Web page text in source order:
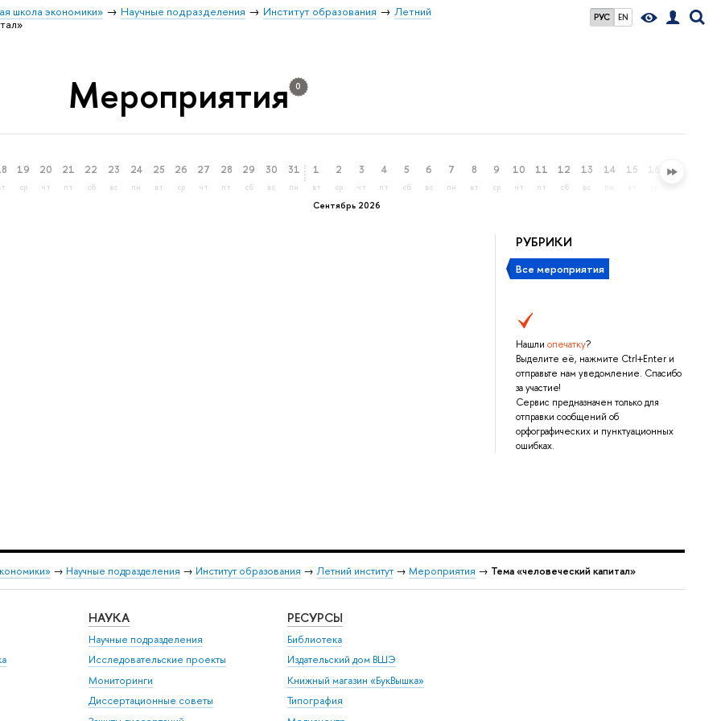
РУС EN
школа экономики» Научные подразделения Институт образования
Летний
Мероприятия 0
19
ср
20
чт
21
пт
22
сб
23
вс
24
пн
25
вт
26
ср
27
чт
28
пт
29
сб
30
вс
31
пн
Сентябрь 2026
1
вт
2
ср
3
чт
4
пт
5
сб
6
вс
7
пн
8
вт
9
ср
10
чт
11
пт
12
сб
13
вс
14 15 16 17
РУБРИКИ
Все мероприятия
Нашли опечатку?
Выделите её, нажмите Ctrl+Enter и
отправьте нам уведомление. Спасибо
за участие!
Сервис предназначен только для
отправки сообщений об
орфографических и пунктуационных
ошибках.
→ Научные подразделения → Институт образования → Летний институт→ Мероприятия → Тема «человеческий капитал»
НАУКА
Научные подразделения
Исследовательские проекты
Мониторинги
Диссертационные советы
РЕСУРСЫ
Библиотека
Издательский дом ВШЭ
Книжный магазин «БукВышка»
Типография